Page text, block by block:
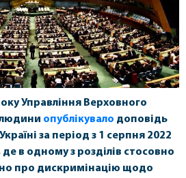
Управління Верховного
опублікувало доповідь
за період з 1 серпня 2022
де в одному з розділів стосовно
про дискримінацію щодо